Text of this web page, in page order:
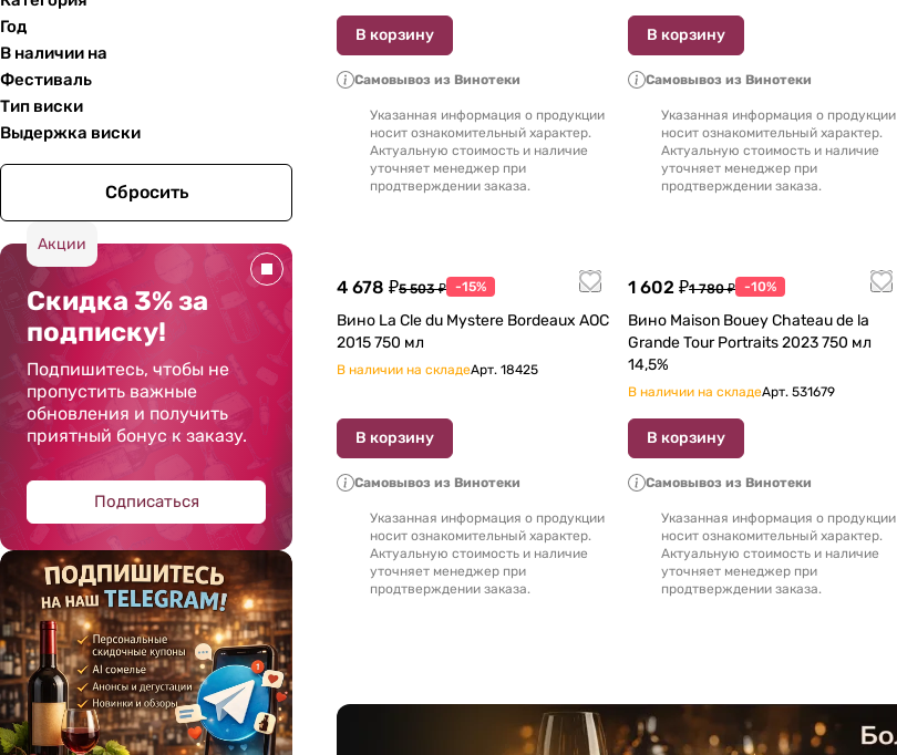
Год
В наличии на
Фестиваль
Тип виски
Выдержка виски
Сбросить
Акции
Скидка 3% за
подписку!
Подпишитесь, чтобы не
пропустить важные
обновления и получить
приятный бонус к заказу.
Подписаться
В корзину
Самовывоз из Винотеки
Указанная информация о продукции
носит ознакомительный характер.
Актуальную стоимость и наличие
уточняет менеджер при
продтверждении заказа.
В корзину
Самовывоз из Винотеки
Указанная информация о продукции
носит ознакомительный характер.
Актуальную стоимость и наличие
уточняет менеджер при
продтверждении заказа.
4 678 ₽5 503 ₽ -15%
Вино La Cle du Mystere Bordeaux AOC
2015 750 мл
В наличии на складеАрт. 18425
В корзину
Самовывоз из Винотеки
Указанная информация о продукции
носит ознакомительный характер.
Актуальную стоимость и наличие
уточняет менеджер при
продтверждении заказа.
1 602 ₽1 780 ₽ -10%
Вино Maison Bouey Chateau de la
Grande Tour Portraits 2023 750 мл
14,5%
В наличии на складеАрт. 531679
В корзину
Самовывоз из Винотеки
Указанная информация о продукции
носит ознакомительный характер.
Актуальную стоимость и наличие
уточняет менеджер при
продтверждении заказа.